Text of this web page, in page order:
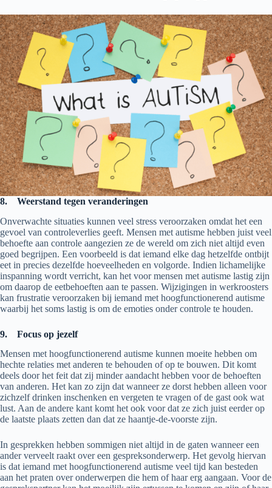
8.
Weerstand tegen veranderingen
Onverwachte situaties kunnen veel stress veroorzaken omdat het een
gevoel van controleverlies geeft. Mensen met autisme hebben juist veel
behoefte aan controle aangezien ze de wereld om zich niet altijd even
goed begrijpen. Een voorbeeld is dat iemand elke dag hetzelfde ontbijt
eet in precies dezelfde hoeveelheden en volgorde. Indien lichamelijke
inspanning wordt verricht, kan het voor mensen met autisme lastig zijn
om daarop de eetbehoeften aan te passen. Wijzigingen in werkroosters
kan frustratie veroorzaken bij iemand met hoogfunctionerend autisme
waarbij het soms lastig is om de emoties onder controle te houden.
9. Focus op jezelf
Mensen met hoogfunctionerend autisme kunnen moeite hebben om
hechte relaties met anderen te behouden of op te bouwen. Dit komt
deels door het feit dat zij minder aandacht hebben voor de behoeften
van anderen. Het kan zo zijn dat wanneer ze dorst hebben alleen voor
zichzelf drinken inschenken en vergeten te vragen of de gast ook wat
lust. Aan de andere kant komt het ook voor dat ze zich juist eerder op
de laatste plaats zetten dan dat ze haantje-de-voorste zijn.
In gesprekken hebben sommigen niet altijd in de gaten wanneer een
ander verveelt raakt over een gespreksonderwerp. Het gevolg hiervan
is dat iemand met hoogfunctionerend autisme veel tijd kan besteden
aan het praten over onderwerpen die hem of haar erg aangaan. Voor de